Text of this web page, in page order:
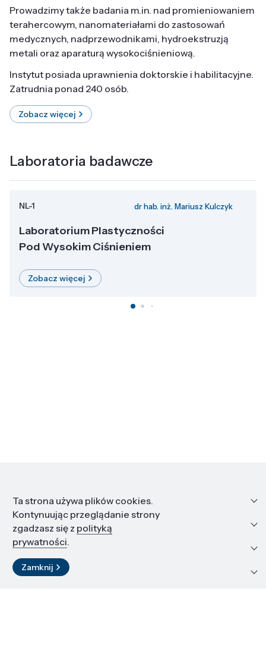
Prowadzimy także badania m.in. nad promieniowaniem
terahercowym, nanomateriałami do zastosowań
medycznych, nadprzewodnikami, hydroekstruzją
metali oraz aparaturą wysokociśnieniową.
Instytut posiada uprawnienia doktorskie i habilitacyjne.
Zatrudnia ponad 240 osób.
Zobacz więcej
Laboratoria badawcze
NL-1 dr hab. inż. Mariusz Kulczyk
Laboratorium Plastyczności
Pod Wysokim Ciśnieniem
Zobacz więcej
Informacje
Edukacja i kariera
Zasoby i materiały
Kontakt
Ta strona używa plików cookies.
Kontynuując przeglądanie strony
zgadzasz się z polityką
prywatności.
Zamknij